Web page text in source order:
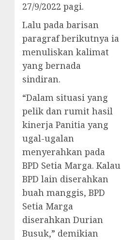
27/9/2022 pagi.
Lalu pada barisan
paragraf berikutnya ia
menuliskan kalimat
yang bernada
sindiran.
“Dalam situasi yang
pelik dan rumit hasil
kinerja Panitia yang
ugal-ugalan
menyerahkan pada
BPD Setia Marga. Kalau
BPD lain diserahkan
buah manggis, BPD
Setia Marga
diserahkan Durian
Busuk,” demikian